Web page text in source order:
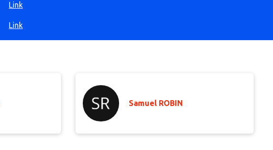
Link
Link
Samuel ROBIN